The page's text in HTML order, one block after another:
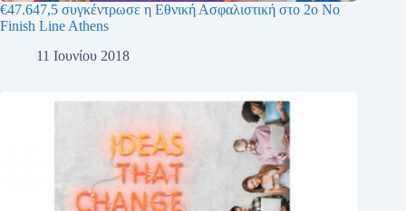
€47.647,5 συγκέντρωσε η Εθνική Ασφαλιστική στο 2ο No
Finish Line Athens
11 Ιουνίου 2018